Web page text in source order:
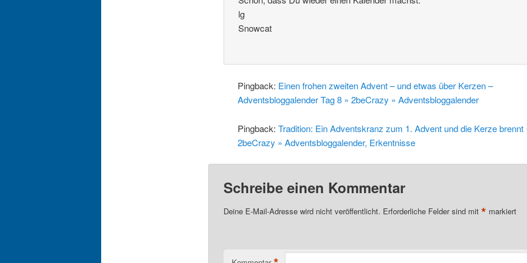
lg
Snowcat
Pingback: Einen frohen zweiten Advent – und etwas über Kerzen –
Adventsbloggalender Tag 8 » 2beCrazy » Adventsbloggalender
Pingback:Tradition: Ein Adventskranz zum 1. Advent und die Kerze brennt
2beCrazy » Adventsbloggalender, Erkentnisse
Schreibe einen Kommentar
Deine E-Mail-Adresse wird nicht veröffentlicht. Erforderliche Felder sind mit * markiert